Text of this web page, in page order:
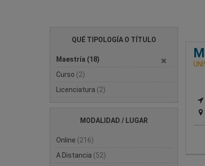
QUÉ TIPOLOGÍA O TÍTULO
Maestría (18)
Curso (2)
Licenciatura (2)
MODALIDAD / LUGAR
Online (216)
A Distancia (52)